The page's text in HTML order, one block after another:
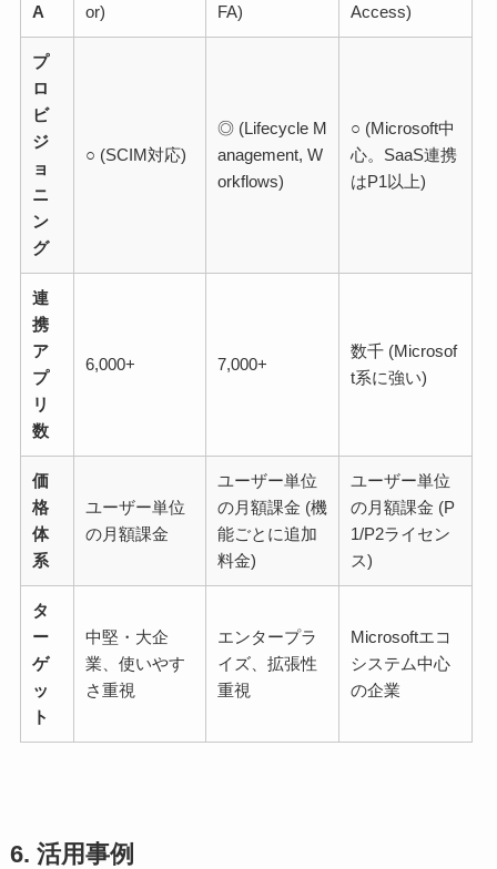
A
or)
FA)
Access)
プ
ロ
ビ
ジ
ョ
ニ
ン
グ
○ (SCIM対応)
◎ (Lifecycle M
anagement, W
orkflows)
○ (Microsoft中
心。SaaS連携
はP1以上)
連
携
ア
プ
リ
数
6,000+ 7,000+
数千 (Microsof
t系に強い)
価
格
体
系
ユーザー単位
の月額課金
ユーザー単位
の月額課金 (機
能ごとに追加
料金)
ユーザー単位
の月額課金 (P
1/P2ライセン
ス)
タ
ー
ゲ
ッ
ト
中堅・大企
業、使いやす
さ重視
エンタープラ
イズ、拡張性
重視
Microsoftエコ
システム中心
の企業
6. 活用事例